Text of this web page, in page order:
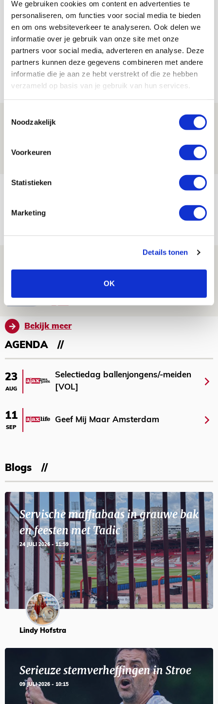
We gebruiken cookies om content en advertenties te
personaliseren, om functies voor social media te bieden
en om ons websiteverkeer te analyseren. Ook delen we
informatie over je gebruik van onze site met onze
partners voor social media, adverteren en analyse. Deze
partners kunnen deze gegevens combineren met andere
informatie die je aan ze hebt verstrekt of die ze hebben
verzameld op basis van je gebruik van hun services.
Noodzakelijk
Voorkeuren
Statistieken
Marketing
Details tonen
OK
Floris Roos
Bekijk alle berichten van Floris Roos
Net binnen //
Volop enthousiasme in fotoverslag van
Míchel niet blij met resultaat en spel
07 AUGUSTUS 2026 - 08:30
de Johan Cruijff Arena?
Bekijk meer
AGENDA
23
AUG
Selectiedag ballenjongens/-meiden
[VOL]
11
SEP
Geef Mij Maar Amsterdam
Blogs
Servische maffiabaas in grauwe bak
en feesten met Tadic
24 JULI 2026 - 11:59
Lindy Hofstra
Serieuze stemverheffingen in Stroe
09 JULI 2026 - 10:15